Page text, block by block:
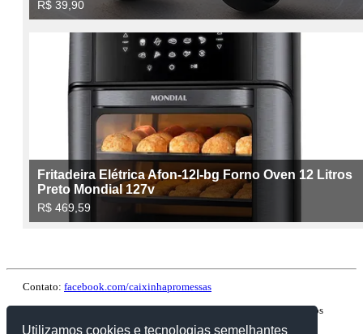
Utilizamos cookies e tecnologias semelhantes
Contato: facebook.com/caixinhapromessas
Copyright © 2007-2023 | ComunidadeaBíblia.Net. Todos os direitos
reservados.